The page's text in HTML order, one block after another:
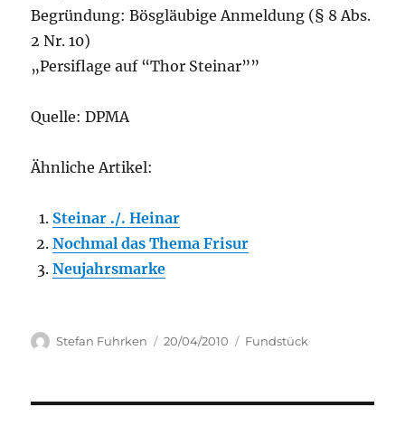
Begründung: Bösgläubige Anmeldung (§ 8 Abs.
2 Nr. 10)
„Persiflage auf “Thor Steinar””
Quelle: DPMA
Ähnliche Artikel:
Steinar ./. Heinar
Nochmal das Thema Frisur
Neujahrsmarke
Author
Stefan Fuhrken
Posted
20/04/2010 Categories
Fundstück